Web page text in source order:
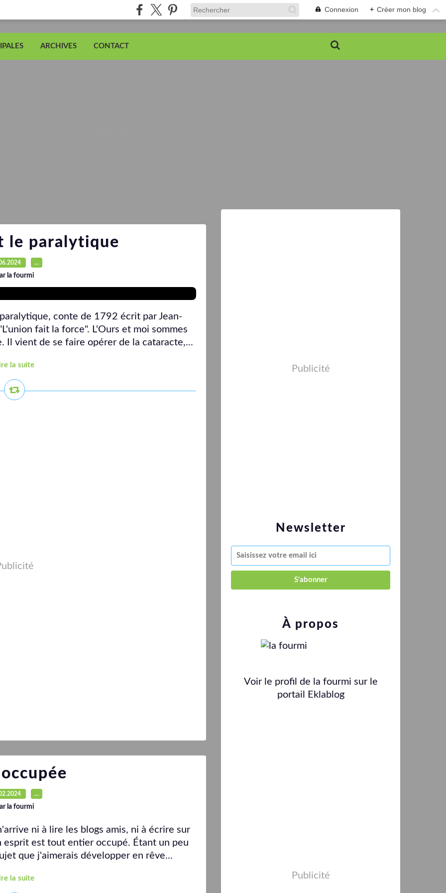
Connexion + Créer mon blog
ARCHIVES CONTACT
le paralytique
…
la fourmi
conte de 1792 écrit par Jean-
fait la force". L'Ours et moi sommes
Il vient de se faire opérer de la cataracte,...
la suite
…
la fourmi
ni à lire les blogs amis, ni à écrire sur
est tout entier occupé. Étant un peu
que j'aimerais développer en rêve...
la suite
Newsletter
Publicité
À propos
Voir le profil de la fourmi sur le
portail Eklablog
Publicité